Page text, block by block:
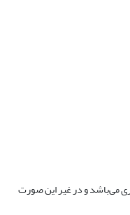
می‌باشد و در غیر این صورت